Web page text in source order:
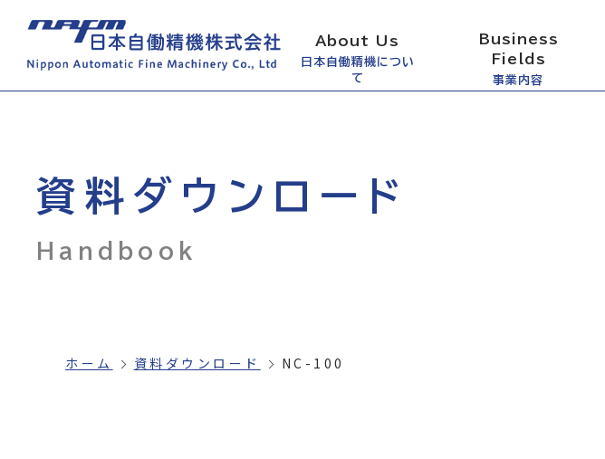
About Us
日本自働精機につい
て
Business
Fields
事業内容
資料ダウンロード
Handbook
ホーム 資料ダウンロード NC-100